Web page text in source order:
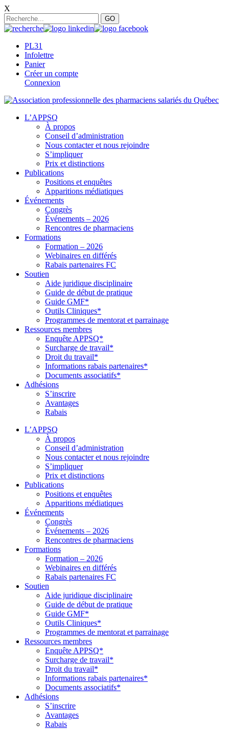
X
PL31
Infolettre
Panier
Créer un compte
Connexion
L’APPSQ
À propos
Conseil d’administration
Nous contacter et nous rejoindre
S’impliquer
Prix et distinctions
Publications
Positions et enquêtes
Apparitions médiatiques
Événements
Congrès
Événements – 2026
Rencontres de pharmaciens
Formations
Formation – 2026
Webinaires en différés
Rabais partenaires FC
Soutien
Aide juridique disciplinaire
Guide de début de pratique
Guide GMF*
Outils Cliniques*
Programmes de mentorat et parrainage
Ressources membres
Enquête APPSQ*
Surcharge de travail*
Droit du travail*
Informations rabais partenaires*
Documents associatifs*
Adhésions
S’inscrire
Avantages
Rabais
L’APPSQ
À propos
Conseil d’administration
Nous contacter et nous rejoindre
S’impliquer
Prix et distinctions
Publications
Positions et enquêtes
Apparitions médiatiques
Événements
Congrès
Événements – 2026
Rencontres de pharmaciens
Formations
Formation – 2026
Webinaires en différés
Rabais partenaires FC
Soutien
Aide juridique disciplinaire
Guide de début de pratique
Guide GMF*
Outils Cliniques*
Programmes de mentorat et parrainage
Ressources membres
Enquête APPSQ*
Surcharge de travail*
Droit du travail*
Informations rabais partenaires*
Documents associatifs*
Adhésions
S’inscrire
Avantages
Rabais